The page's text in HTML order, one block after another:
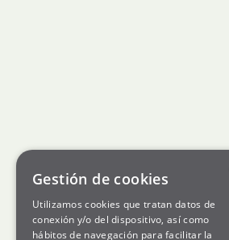
ENGLISH
Gestión de cookies
Utilizamos cookies que tratan datos de
conexión y/o del dispositivo, así como
hábitos de navegación para facilitar la